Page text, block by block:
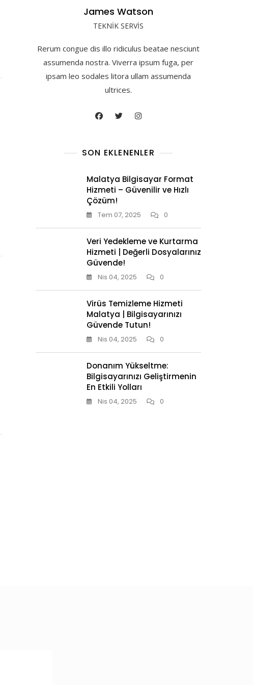
James Watson
TEKNİK SERVİS
Rerum congue dis illo ridiculus beatae nesciunt
assumenda nostra. Viverra ipsum fuga, per
ipsam leo sodales litora ullam assumenda
ultrices.
SON EKLENENLER
Malatya Bilgisayar Format
Hizmeti – Güvenilir ve Hızlı
Çözüm!
Tem 07, 2025 0
Veri Yedekleme ve Kurtarma
Hizmeti | Değerli Dosyalarınız
Güvende!
Nis 04, 2025 0
Virüs Temizleme Hizmeti
Malatya | Bilgisayarınızı
Güvende Tutun!
Nis 04, 2025 0
Donanım Yükseltme:
Bilgisayarınızı Geliştirmenin
En Etkili Yolları
Nis 04, 2025 0